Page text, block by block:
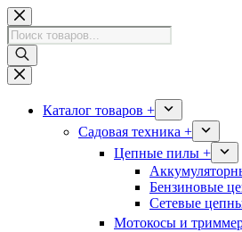
Перейти
к
сути
Поиск
товаров
Каталог товаров +
Садовая техника +
Цепные пилы +
Бензиновые
Сетевые
Мотокосы и